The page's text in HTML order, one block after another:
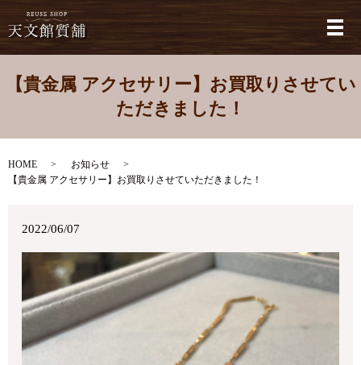
メ
【貴金属 アクセサリー】お買取りさせてい
ただきました！
HOME
お知らせ
【貴金属 アクセサリー】お買取りさせていただきました！
2022/06/07